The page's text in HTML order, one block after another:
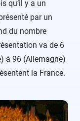
qu’il y a un
par un
du nombre
va de 6
à 96 (Allemagne)
la France.